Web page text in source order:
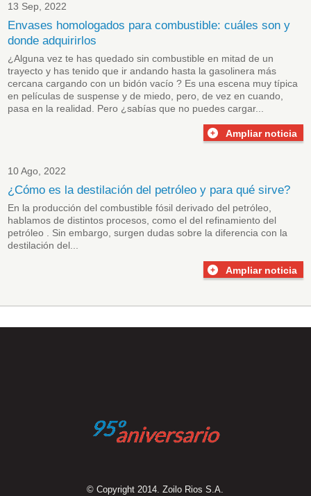
13 Sep, 2022
Envases homologados para combustible: cuáles son y
donde adquirirlos
¿Alguna vez te has quedado sin combustible en mitad de un
trayecto y has tenido que ir andando hasta la gasolinera más
cercana cargando con un bidón vacío ? Es una escena muy típica
en películas de suspense y de miedo, pero, de vez en cuando,
pasa en la realidad. Pero ¿sabías que no puedes cargar...
Ampliar noticia
10 Ago, 2022
¿Cómo es la destilación del petróleo y para qué sirve?
En la producción del combustible fósil derivado del petróleo,
hablamos de distintos procesos, como el del refinamiento del
petróleo
. Sin embargo, surgen dudas sobre la diferencia con la
destilación del...
Ampliar noticia
© Copyright 2014. Zoilo Rios S.A.